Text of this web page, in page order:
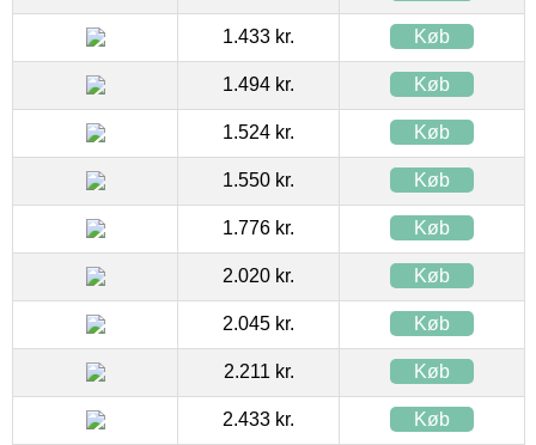
1.433 kr. Køb
1.494 kr. Køb
1.524 kr. Køb
1.550 kr. Køb
1.776 kr. Køb
2.020 kr. Køb
2.045 kr. Køb
2.211 kr. Køb
2.433 kr. Køb